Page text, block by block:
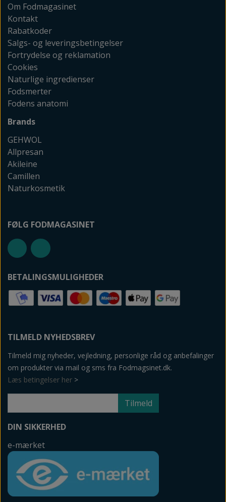
Om Fodmagasinet
Kontakt
Rabatkoder
Salgs- og leveringsbetingelser
Fortrydelse og reklamation
Cookies
Naturlige ingredienser
Fodsmerter
Fodens anatomi
Brands
GEHWOL
Allpresan
Akileine
Camillen
Naturkosmetik
FØLG FODMAGASINET
BETALINGSMULIGHEDER
TILMELD NYHEDSBREV
Tilmeld mig nyheder, vejledning, personlige råd og anbefalinger
om produkter via mail og sms fra Fodmagsinet.dk.
Læs betingelser her >
Tilmeld
DIN SIKKERHED
e-mærket